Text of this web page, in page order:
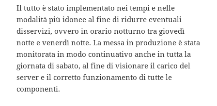
Il tutto è stato implementato nei tempi e nelle
modalità più idonee al fine di ridurre eventuali
disservizi, ovvero in orario notturno tra giovedì
notte e venerdì notte. La messa in produzione è stata
monitorata in modo continuativo anche in tutta la
giornata di sabato, al fine di visionare il carico del
server e il corretto funzionamento di tutte le
componenti.